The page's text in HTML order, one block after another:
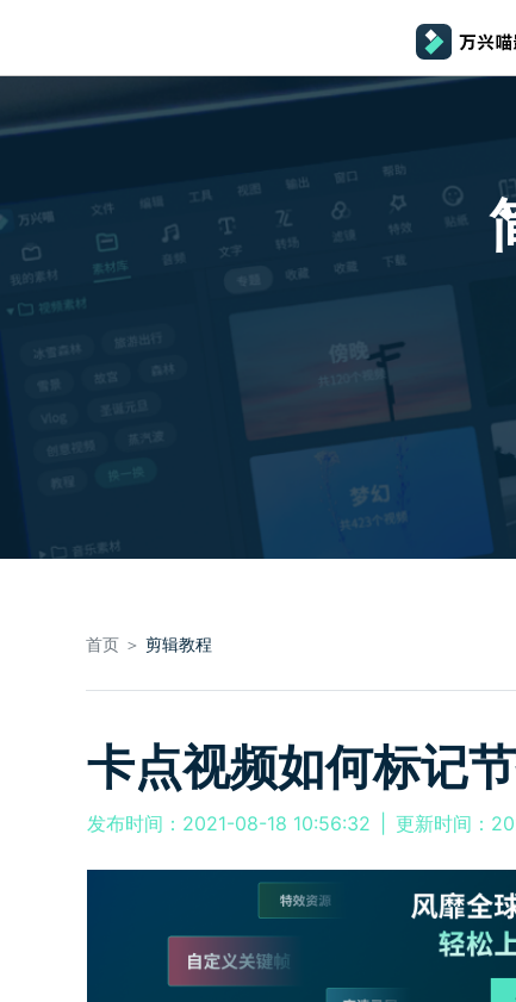
推荐产品
AIGC数字创意
万兴剧厂
AI驱动的一站式精品影视内容创作平台
万兴天幕
Wondershare SelfyzAI
万兴图示
一站式办公绘
基于云的跨
代
客
桌面版
移动端 iOS &
AI
所有人
商用无忧
全新AI灵感加速
方位赋能商业
基础教学
自制教程
视频抠图
音频剪辑
文本字幕
颜色编辑
首页 ＞ 剪辑教程
卡点视频如何标记
发布时间：2021-08-18 10:56:32 更新时间：